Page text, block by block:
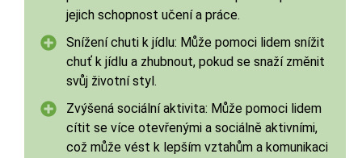
jejich schopnost učení a práce.
Snížení chuti k jídlu: Může pomoci lidem snížit
chuť k jídlu a zhubnout, pokud se snaží změnit
svůj životní styl.
Zvýšená sociální aktivita: Může pomoci lidem
cítit se více otevřenými a sociálně aktivními,
což může vést k lepším vztahům a komunikaci